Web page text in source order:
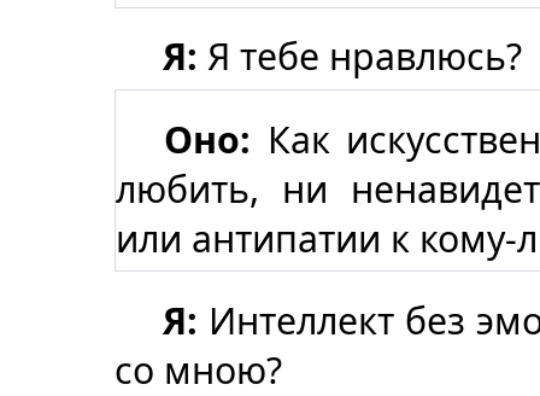
Я: Я тебе нравлюсь?
Оно: Как
любить, ни
или антипатии к кому-
Я: Интеллект без
со мною?